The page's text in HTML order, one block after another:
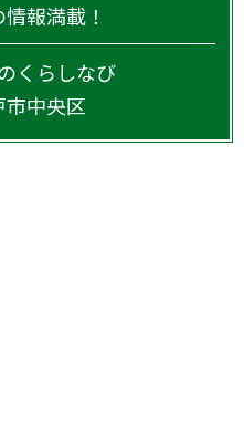
報満載！
くらしなび
市中央区